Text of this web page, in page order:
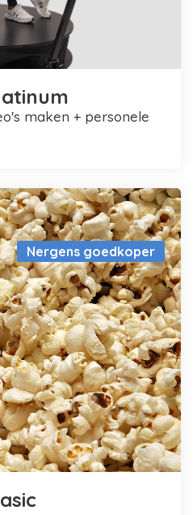
Nergens goedkoper